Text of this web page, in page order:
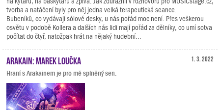
tvorba a natáčení byly pro něj jedna velká terapeutická seance.
Bubeníků, co vydávají sólové desky, u nás pořád moc není. Přes veškerou
osvětu v podobě Kollera a dalších nás lidi mají pořád za dělníky, co umí sotva
počítat do čtyř, natožpak hrát na nějaký hudební...
1. 3. 2022
Arakain: Marek Loučka
Hraní s Arakainem je pro mě splněný sen.